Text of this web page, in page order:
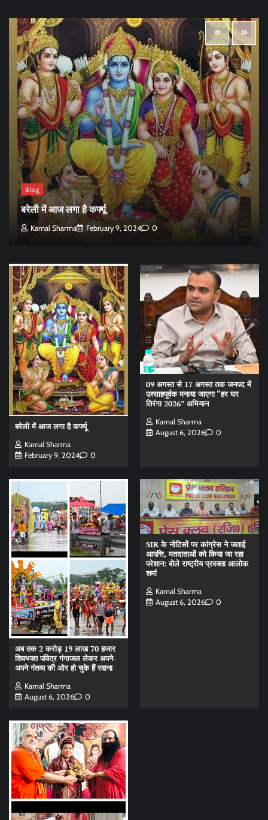
Blog
बरेली में आज लगा है कर्फ्यू
Kamal Sharma February 9, 2024 0
बरेली में आज लगा है कर्फ्यू
Kamal Sharma
February 9, 2024
0
09 अगस्त से 17 अगस्त तक जनपद में
उत्साहपूर्वक मनाया जाएगा “हर घर
तिरंगा 2026” अभियान
Kamal Sharma
August 6, 2026
0
अब तक 2 करोड़ 19 लाख 70 हजार
शिवभक्त पवित्र गंगाजल लेकर अपने-
अपने गंतव्य की ओर हो चुके हैं रवाना
Kamal Sharma
August 6, 2026
0
SIR के नोटिसों पर कांग्रेस ने जताई
आपत्ति, मतदाताओं को किया जा रहा
परेशान: बोले राष्ट्रीय प्रवक्ता आलोक
शर्मा
Kamal Sharma
August 6, 2026
0